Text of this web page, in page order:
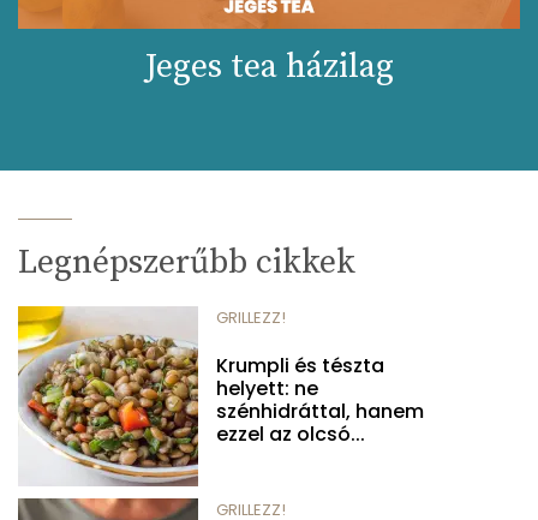
Jeges tea házilag
Legnépszerűbb cikkek
GRILLEZZ!
Krumpli és tészta
helyett: ne
szénhidráttal, hanem
ezzel az olcsó...
GRILLEZZ!